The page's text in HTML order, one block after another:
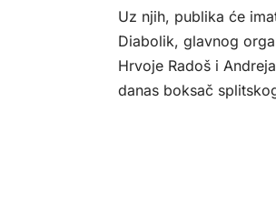
Uz njih, publika će
Diabolik, glavnog
Hrvoje Radoš i
danas boksač